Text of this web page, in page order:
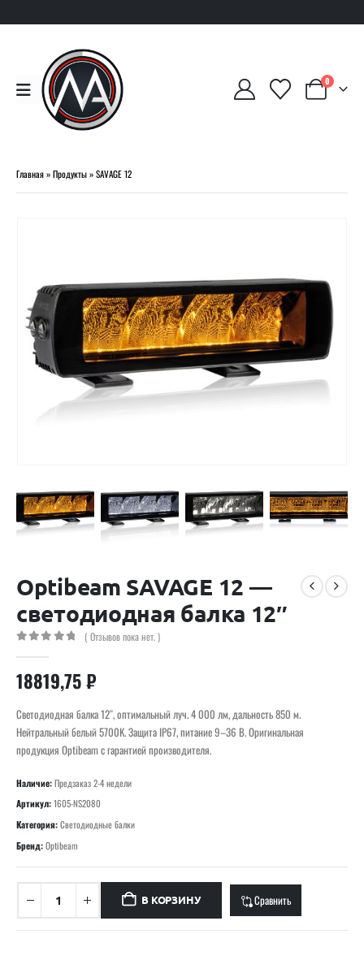
0
Главная»Продукты»SAVAGE 12
Optibeam SAVAGE 12 —
светодиодная балка 12″
( Отзывов пока нет. )
18819,75₽
Светодиодная балка 12″, оптимальный луч. 4 000 лм, дальность 850 м.
Нейтральный белый 5700K. Защита IP67, питание 9–36 В. Оригинальная
продукция Optibeam с гарантией производителя.
Наличие:Предзаказ 2-4 недели
Артикул:1605-NS2080
Категория:Светодиодные балки
Бренд:Optibeam
В КОРЗИНУ Сравнить